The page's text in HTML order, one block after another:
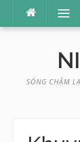
content
Menu
SỐNG CHẬM